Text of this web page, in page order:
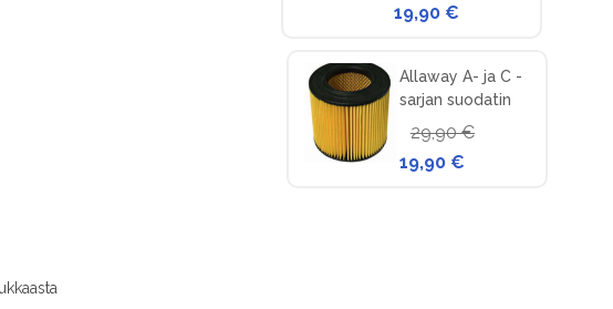
19,90 €
Allaway A- ja C -
sarjan suodatin
keskuspölynimuriin
19,90 €
29,90 €